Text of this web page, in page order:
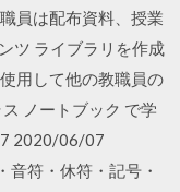
員は配布資料、授業
ツ ライブラリを作成
用して他の教職員の
ノートブック で学
2020/06/07
符・休符・記号・